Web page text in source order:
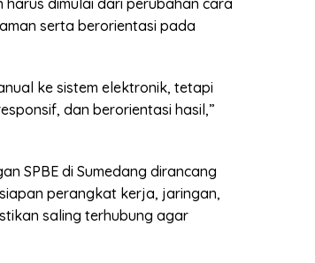
serta berorientasi pada
ke sistem elektronik, tetapi
dan berorientasi hasil,”
SPBE di Sumedang dirancang
perangkat kerja, jaringan,
saling terhubung agar